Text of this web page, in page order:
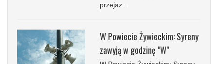
przejaz...
W Powiecie Żywieckim: Syreny
zawyją w godzinę "W"